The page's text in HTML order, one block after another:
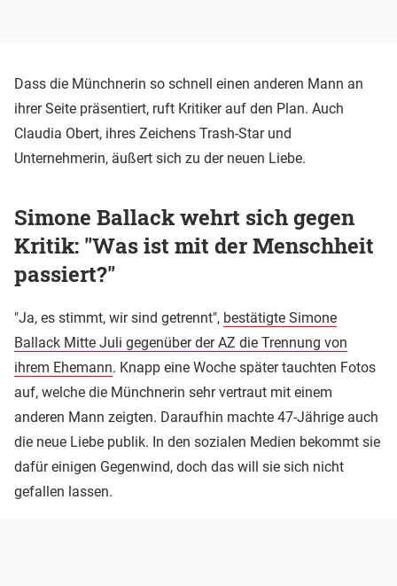
Dass die Münchnerin so schnell einen anderen Mann an
ihrer Seite präsentiert, ruft Kritiker auf den Plan. Auch
Claudia Obert, ihres Zeichens Trash-Star und
Unternehmerin, äußert sich zu der neuen Liebe.
Simone Ballack wehrt sich gegen
Kritik: "Was ist mit der Menschheit
passiert?"
"Ja, es stimmt, wir sind getrennt", bestätigte Simone
Ballack Mitte Juli gegenüber der AZ die Trennung von
ihrem Ehemann. Knapp eine Woche später tauchten Fotos
auf, welche die Münchnerin sehr vertraut mit einem
anderen Mann zeigten. Daraufhin machte 47-Jährige auch
die neue Liebe publik. In den sozialen Medien bekommt sie
dafür einigen Gegenwind, doch das will sie sich nicht
gefallen lassen.